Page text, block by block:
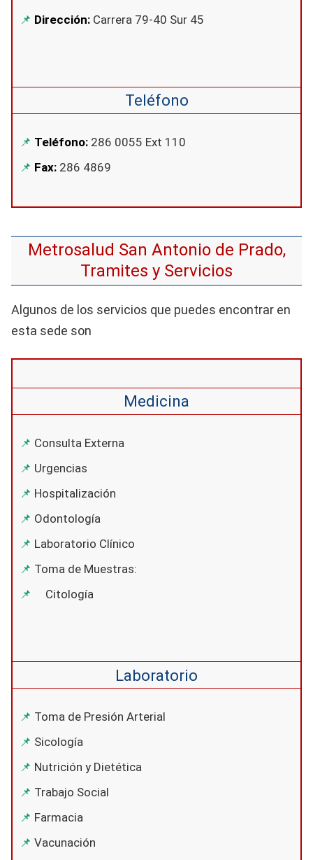
Dirección: Carrera 79-40 Sur 45
Teléfono
Teléfono: 286 0055 Ext 110
Fax: 286 4869
Metrosalud San Antonio de Prado,
Tramites y Servicios
Algunos de los servicios que puedes encontrar en
esta sede son
Medicina
Consulta Externa
Urgencias
Hospitalización
Odontología
Laboratorio Clínico
Toma de Muestras:
Citología
Laboratorio
Toma de Presión Arterial
Sicología
Nutrición y Dietética
Trabajo Social
Farmacia
Vacunación